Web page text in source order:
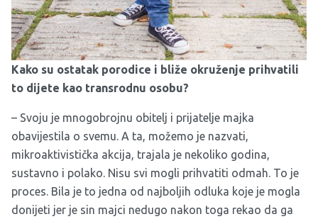
Kako su ostatak porodice i bliže okruženje prihvatili
to dijete kao transrodnu osobu?
– Svoju je mnogobrojnu obitelj i prijatelje majka
obavijestila o svemu. A ta, možemo je nazvati,
mikroaktivistička akcija, trajala je nekoliko godina,
sustavno i polako. Nisu svi mogli prihvatiti odmah. To je
proces. Bila je to jedna od najboljih odluka koje je mogla
donijeti jer je sin majci nedugo nakon toga rekao da ga